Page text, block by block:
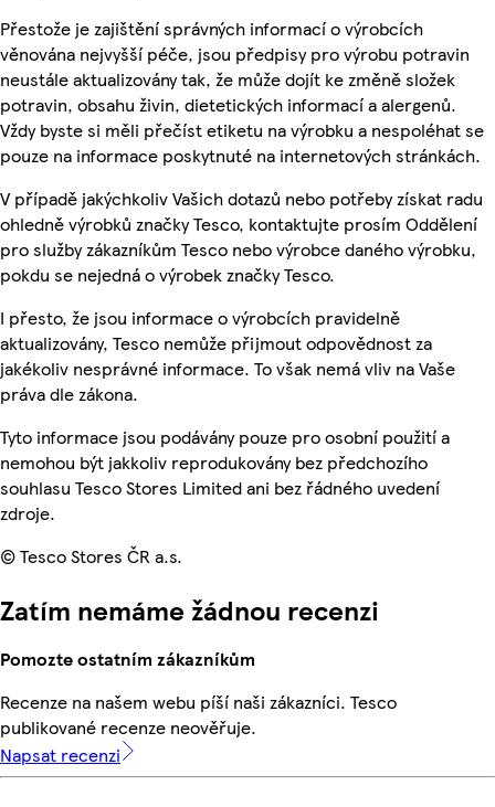
Přestože je zajištění správných informací o výrobcích
věnována nejvyšší péče, jsou předpisy pro výrobu potravin
neustále aktualizovány tak, že může dojít ke změně složek
potravin, obsahu živin, dietetických informací a alergenů.
Vždy byste si měli přečíst etiketu na výrobku a nespoléhat se
pouze na informace poskytnuté na internetových stránkách.
V případě jakýchkoliv Vašich dotazů nebo potřeby získat radu
ohledně výrobků značky Tesco, kontaktujte prosím Oddělení
pro služby zákazníkům Tesco nebo výrobce daného výrobku,
pokdu se nejedná o výrobek značky Tesco.
I přesto, že jsou informace o výrobcích pravidelně
aktualizovány, Tesco nemůže přijmout odpovědnost za
jakékoliv nesprávné informace. To však nemá vliv na Vaše
práva dle zákona.
Tyto informace jsou podávány pouze pro osobní použití a
nemohou být jakkoliv reprodukovány bez předchozího
souhlasu Tesco Stores Limited ani bez řádného uvedení
zdroje.
© Tesco Stores ČR a.s.
Zatím nemáme žádnou recenzi
Pomozte ostatním zákazníkům
Recenze na našem webu píší naši zákazníci. Tesco
publikované recenze neověřuje.
Napsat recenzi